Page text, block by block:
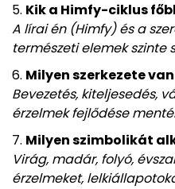
Kik a Himfy-ciklus
A lírai én (Himfy) és a
természeti elemek szinte
Milyen szerkezete
Bevezetés, kiteljesedés,
érzelmek fejlődése
Milyen szimbolikát
Virág, madár, folyó,
érzelmeket,